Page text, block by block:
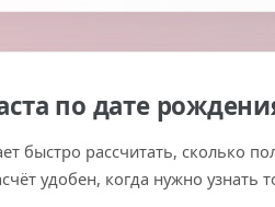
по дате
быстро рассчитать, сколько
удобен, когда нужно узнать